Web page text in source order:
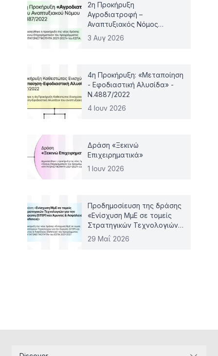
2η Προκήρυξη
Αγροδιατροφή –
Αναπτυξιακός Νόμος
4887/2022
3 Αυγ 2026
4η Προκήρυξη: «Μεταποίηση
- Εφοδιαστική Αλυσίδα» -
Ν.4887/2022
4 Ιουν 2026
Δράση «Ξεκινώ
Επιχειρηματικά»
1 Ιουν 2026
Προδημοσίευση της δράσης
«Ενίσχυση ΜμΕ σε τομείς
Στρατηγικών Τεχνολογιών
για την Ευρώπη (STEP) και
29 Μαΐ 2026